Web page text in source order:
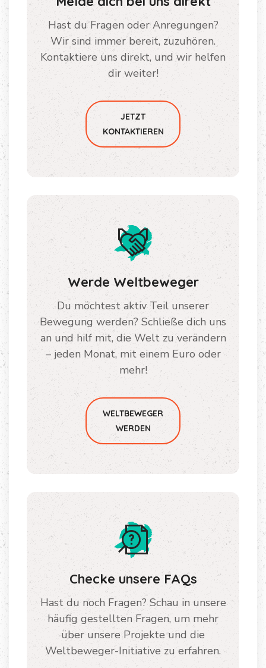
Hast du Fragen oder Anregungen?
Wir sind immer bereit, zuzuhören.
Kontaktiere uns direkt, und wir helfen
dir weiter!
JETZT
KONTAKTIEREN
Werde Weltbeweger
Du möchtest aktiv Teil unserer
Bewegung werden? Schließe dich uns
an und hilf mit, die Welt zu verändern
– jeden Monat, mit einem Euro oder
mehr!
WELTBEWEGER
WERDEN
Checke unsere FAQs
Hast du noch Fragen? Schau in unsere
häufig gestellten Fragen, um mehr
über unsere Projekte und die
Weltbeweger-Initiative zu erfahren.